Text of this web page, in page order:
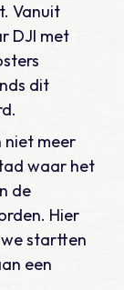
Vanuit
DJI met
dit
niet meer
waar het
de
Hier
startten
een